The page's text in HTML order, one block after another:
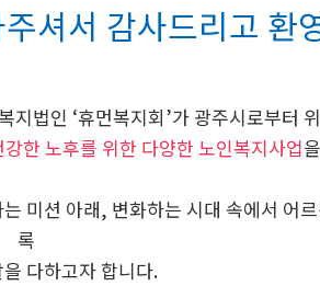
셔서 감사드리고 환
법인 ‘휴먼복지회’가 광주시로부터
한 노후를 위한 다양한 노인복지사업
미션 아래, 변화하는 시대 속에서 어
록
다하고자 합니다.